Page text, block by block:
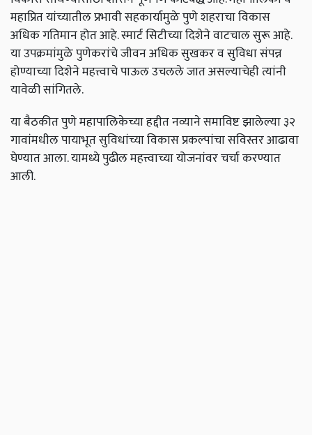
महाप्रितयांच्यातीलप्रभावीसहकार्यामुळेपुणेशहराचाविकास
अधिकगतिमानहोतआहे.स्मार्टसिटीच्यादिशेनेवाटचालसुरूआहे.
याउपक्रमांमुळेपुणेकरांचेजीवनअधिकसुखकरवसुविधासंपन्न
होण्याच्यादिशेनेमहत्त्वाचेपाऊलउचललेजातअसल्याचेहीत्यांनी
यावेळीसांगितले.
याबैठकीतपुणेमहापालिकेच्याहद्दीतनव्यानेसमाविष्टझालेल्या३२
गावांमधीलपायाभूतसुविधांच्याविकासप्रकल्पांचासविस्तरआढावा
घेण्यातआला.यामध्येपुढीलमहत्त्वाच्यायोजनांवरचर्चाकरण्यात
आली.